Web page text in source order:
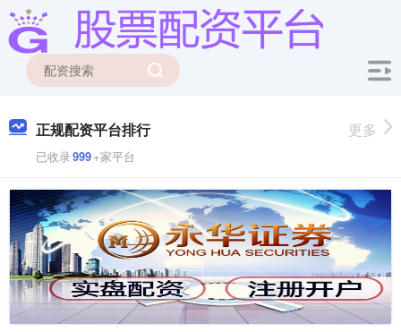
正规配资平台排行
已收录999+家平台
更多